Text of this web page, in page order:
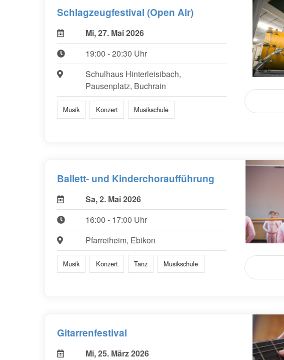
Schlagzeugfestival (Open Air)
Mi, 27. Mai 2026
19:00 - 20:30 Uhr
Schulhaus Hinterleisibach,
Pausenplatz, Buchrain
Musik Konzert Musikschule
Ballett- und Kinderchoraufführung
Sa, 2. Mai 2026
16:00 - 17:00 Uhr
Pfarreiheim, Ebikon
Musik Konzert Tanz Musikschule
Gitarrenfestival
Mi, 25. März 2026